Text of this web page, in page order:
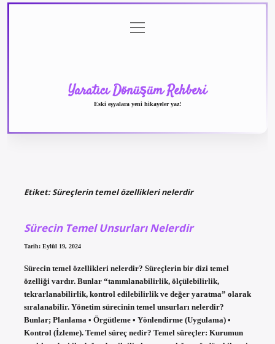
menüyü
aç
Yaratıcı Dönüşüm Rehberi
Eski eşyalara yeni hikayeler yaz!
Etiket:Süreçlerin temel özellikleri nelerdir
Sürecin Temel Unsurları Nelerdir
Tarih: Eylül 19, 2024
Sürecin temel özellikleri nelerdir? Süreçlerin bir dizi temel
özelliği vardır. Bunlar “tanımlanabilirlik, ölçülebilirlik,
tekrarlanabilirlik, kontrol edilebilirlik ve değer yaratma” olarak
sıralanabilir. Yönetim sürecinin temel unsurları nelerdir?
Bunlar; Planlama • Örgütleme • Yönlendirme (Uygulama) •
Kontrol (İzleme). Temel süreç nedir? Temel süreçler: Kurumun